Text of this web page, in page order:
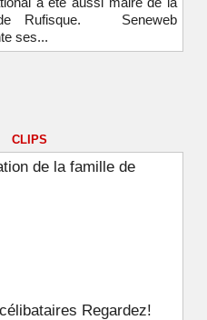
Rufisque. Seneweb
ses...
CLIPS
de la famille de
Regardez!